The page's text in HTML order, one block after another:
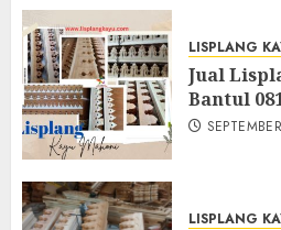
LISPLANG
Jual
Bantul
LISPLANG